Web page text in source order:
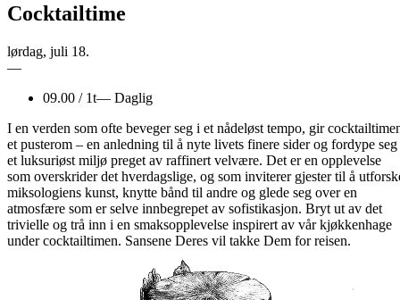
Cocktailtime
lørdag, juli 18.
—
09.00 / 1t— Daglig
I en verden som ofte beveger seg i et nådeløst tempo, gir
et pusterom – en anledning til å nyte livets finere sider og fordype
et luksuriøst miljø preget av raffinert velvære. Det er en opplevelse
som overskrider det hverdagslige, og som inviterer gjester til å
miksologiens kunst, knytte bånd til andre og glede seg over en
atmosfære som er selve innbegrepet av sofistikasjon. Bryt ut av det
trivielle og trå inn i en smaksopplevelse inspirert av vår kjøkkenhage
under cocktailtimen. Sansene Deres vil takke Dem for reisen.